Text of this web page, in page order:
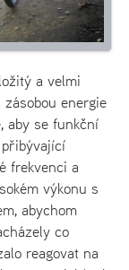
a velmi
energie
aby se funkční
frekvenci a
výkonu s
abychom
co
reagovat na